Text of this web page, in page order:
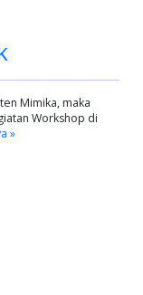
Mimika, maka
Workshop di
»